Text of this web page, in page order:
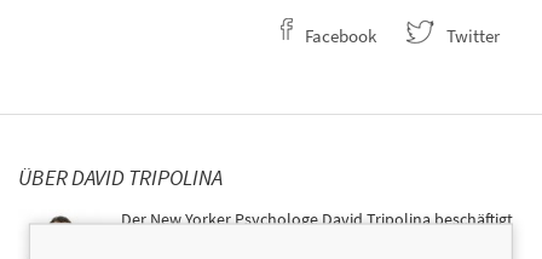
Facebook Twitter
ÜBER DAVID TRIPOLINA
Der New Yorker Psychologe David Tripolina beschäftigt